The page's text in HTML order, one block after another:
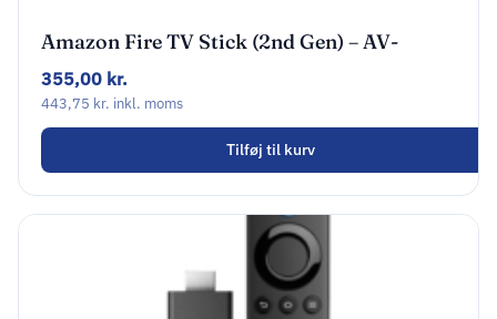
Amazon Fire TV Stick (2nd Gen) – AV-
afspiller
355,00 kr.
443,75 kr. inkl. moms
Tilføj til kurv